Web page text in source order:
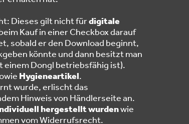
Dieses gilt nicht fürdigitale
Kauf in einer Checkbox darauf
sobald er den Download beginnt,
könnte und dann besitzt man
einem Dongl betriebsfähig ist).
Hygieneartikel.
wurde, erlischt das
Hinweis von Händlerseite an.
hergestellt wurdenwie
vom Widerrufsrecht.